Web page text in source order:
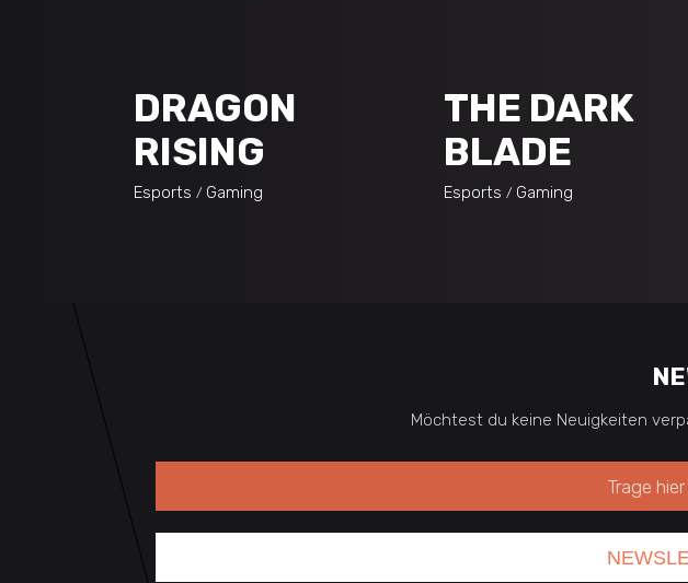
DRAGON
RISING
Esports Gaming
THE DARK
BLADE
Esports Gaming
Möchtest du keine Neuigkeiten